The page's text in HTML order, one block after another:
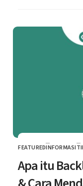
CATEGORY
FEATUREDINFORMASI
Apa itu